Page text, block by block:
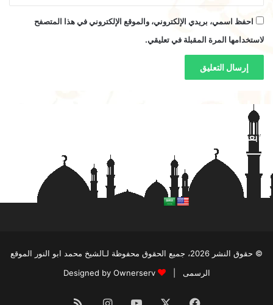
احفظ اسمي، بريدي الإلكتروني، والموقع الإلكتروني في هذا المتصفح
لاستخدامها المرة المقبلة في تعليقي.
تابعنا على فيسبوك
© حقوق النشر 2026، جميع الحقوق محفوظة لـالشيخ محمد ابو النور الموقع
الرسمى |
Designed by Ownerserv
فيسبوك ‫YouTubeانستقرامملخص